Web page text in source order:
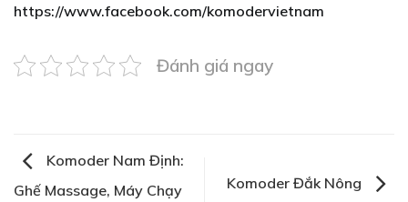
https://www.facebook.com/komodervietnam
Đánh giá ngay
Komoder Nam Định:
Ghế Massage, Máy Chạy
Komoder Đắk Nông